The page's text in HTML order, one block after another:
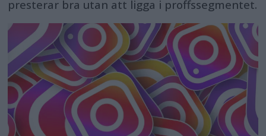
presterar bra utan att ligga i proffssegmentet.